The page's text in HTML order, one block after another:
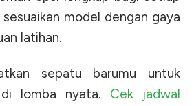
model dengan gaya
latihan.
sepatu barumu untuk
lomba nyata. Cek jadwal